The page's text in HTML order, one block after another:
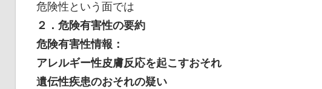
危険性という面では
２．危険有害性の要約
危険有害性情報：
アレルギー性皮膚反応を起こすおそれ
遺伝性疾患のおそれの疑い